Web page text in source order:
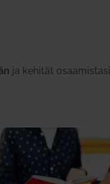
ja kehität osaa­mistasi